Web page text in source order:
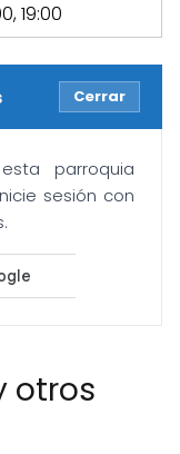
19:00
Cerrar
parroquia
sesión con
otros